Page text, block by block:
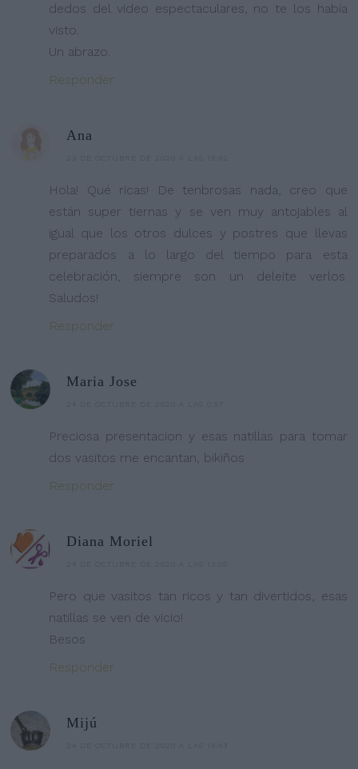
dedos del video espectaculares, no te los había
visto.
Un abrazo.
Responder
Ana
Hola! Qué ricas! De tenbrosas nada, creo que
están super tiernas y se ven muy antojables al
igual que los otros dulces y postres que llevas
preparados a lo largo del tiempo para esta
celebración, siempre son un deleite verlos.
Saludos!
Responder
Maria Jose
Preciosa presentacion y esas natillas para tomar
dos vasitos me encantan, bikiños
Responder
Diana Moriel
Pero que vasitos tan ricos y tan divertidos, esas
natillas se ven de vicio!
Besos
Responder
Mijú